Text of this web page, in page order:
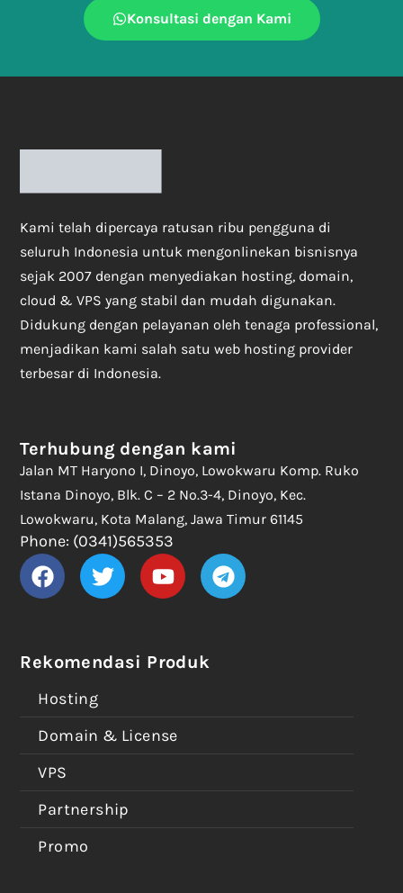
Konsultasi dengan Kami
Kami telah dipercaya ratusan ribu pengguna di
seluruh Indonesia untuk mengonlinekan bisnisnya
sejak 2007 dengan menyediakan hosting, domain,
cloud & VPS yang stabil dan mudah digunakan.
Didukung dengan pelayanan oleh tenaga professional,
menjadikan kami salah satu web hosting provider
terbesar di Indonesia.
Rekomendasi Produk
Hosting
Domain & License
VPS
Partnership
Promo
Terhubung dengan kami
Jalan MT Haryono I, Dinoyo, Lowokwaru Komp. Ruko
Istana Dinoyo, Blk. C – 2 No.3-4, Dinoyo, Kec.
Lowokwaru, Kota Malang, Jawa Timur 61145
Phone: (0341)565353